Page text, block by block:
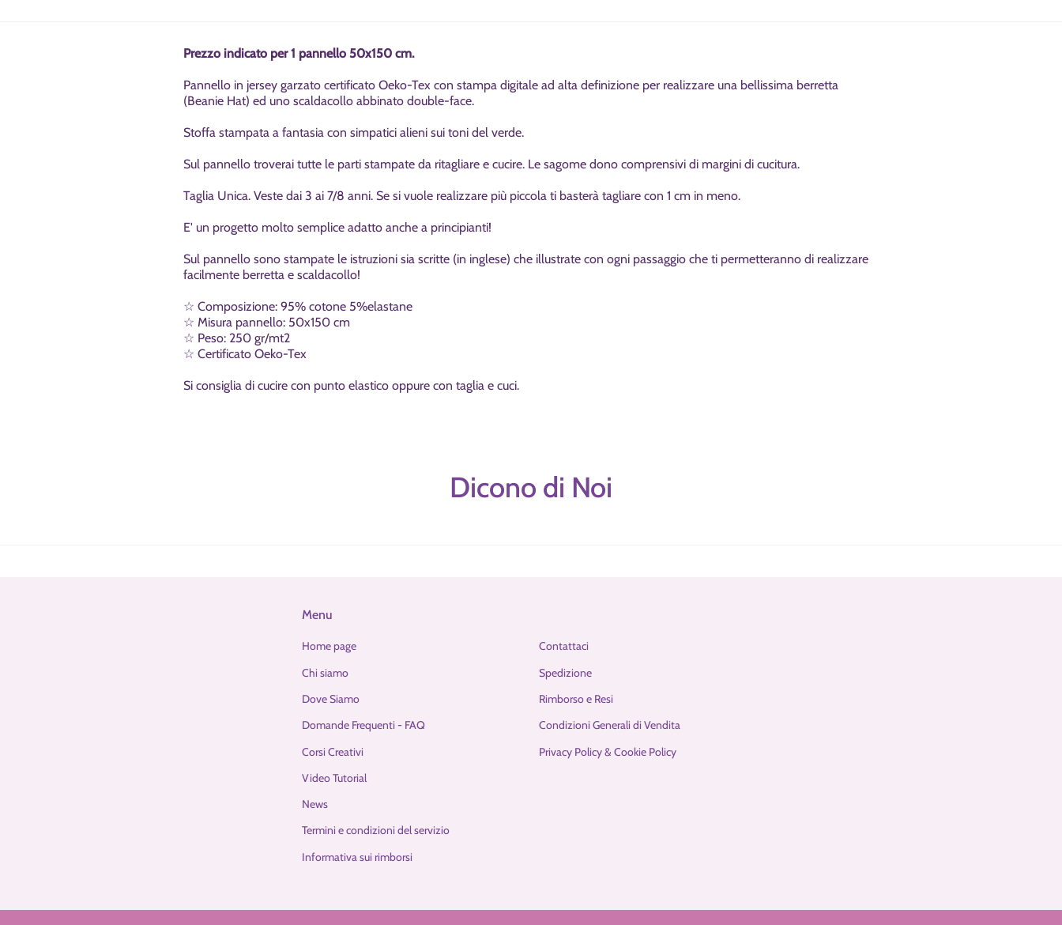
Prezzo indicato per 1 pannello 50x150 cm.
Pannello in jersey garzato certificato Oeko-Tex con stampa digitale ad alta definizione per realizzare una bellissima berretta
(Beanie Hat) ed uno scaldacollo abbinato double-face.
Stoffa stampata a fantasia con simpatici alieni sui toni del verde.
Sul pannello troverai tutte le parti stampate da ritagliare e cucire. Le sagome dono comprensivi di margini di cucitura.
Taglia Unica. Veste dai 3 ai 7/8 anni. Se si vuole realizzare più piccola ti basterà tagliare con 1 cm in meno.
E' un progetto molto semplice adatto anche a principianti!
Sul pannello sono stampate le istruzioni sia scritte (in inglese) che illustrate con ogni passaggio che ti permetteranno di realizzare
facilmente berretta e scaldacollo!
☆ Composizione: 95% cotone 5%elastane
☆ Misura pannello: 50x150 cm
☆ Peso: 250 gr/mt2
☆ Certificato Oeko-Tex
Si consiglia di cucire con punto elastico oppure con taglia e cuci.
Dicono di Noi
Menu
Home page
Chi siamo
Dove Siamo
Domande Frequenti - FAQ
Corsi Creativi
Video Tutorial
News
Termini e condizioni del servizio
Informativa sui rimborsi
Contattaci
Spedizione
Rimborso e Resi
Condizioni Generali di Vendita
Privacy Policy & Cookie Policy